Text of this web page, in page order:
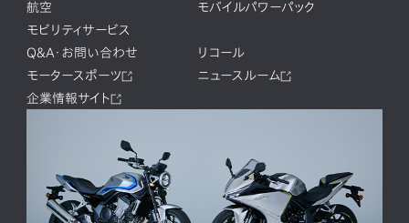
航空
モバイルパワーパック
モビリティサービス
Q&A・お問い合わせ
リコール
モータースポーツ
ニュースルーム
企業情報サイト